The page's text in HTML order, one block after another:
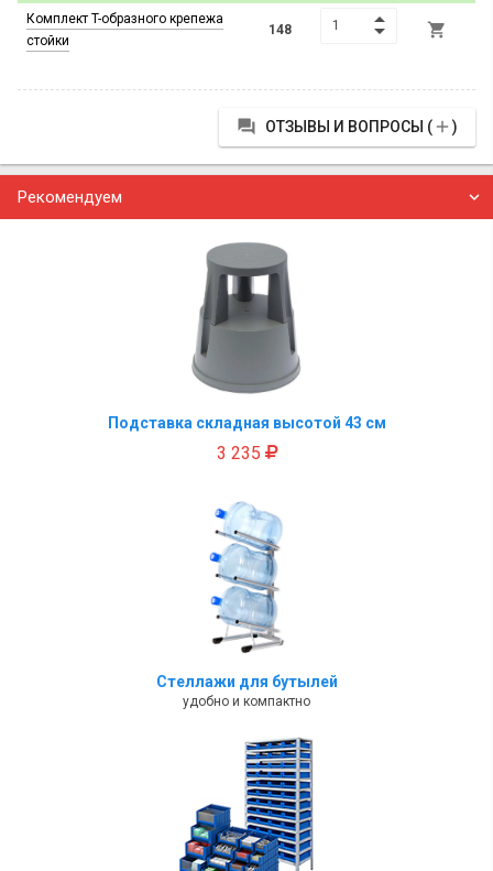
Комплект T-образного крепежа
стойки
148 
 ОТЗЫВЫ И ВОПРОСЫ ()
Рекомендуем
Подставка складная высотой 43 см
3 235
Стеллажи для бутылей
удобно и компактно